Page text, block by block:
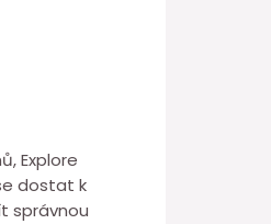
Explore
dostat k
správnou